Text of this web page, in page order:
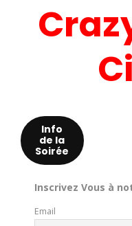
Info
de la
Soirée
Inscrivez Vous à
Email